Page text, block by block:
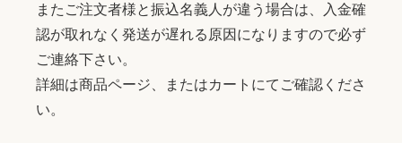
またご注文者様と振込名義人が違う場合は、入金確
認が取れなく発送が遅れる原因になりますので必ず
ご連絡下さい。
詳細は商品ページ、またはカートにてご確認くださ
い。